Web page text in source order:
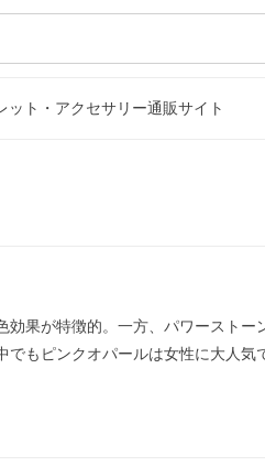
ト・アクセサリー通販サイト
果が特徴的。一方、パワーストー
でもピンクオパールは女性に大人